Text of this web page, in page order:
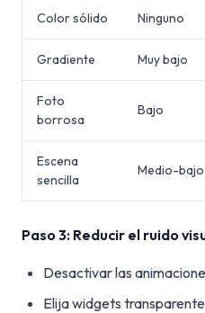
Color sólido Ninguno
Gradiente Muy bajo
Foto
borrosa
Bajo
Escena
sencilla
Medio-bajo
Paso 3: Reducir el ruido
Desactivar las
Elija widgets